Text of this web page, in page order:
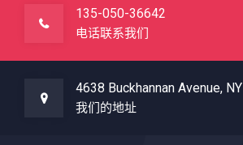
135-050-36642
电话联系我们
4638 Buckhannan Avenue, NY
我们的地址